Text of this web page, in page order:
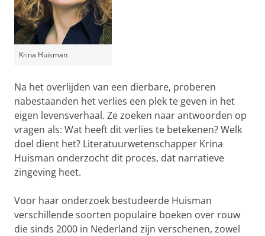
Krina Huisman
Na het overlijden van een dierbare, proberen
nabestaanden het verlies een plek te geven in het
eigen levensverhaal. Ze zoeken naar antwoorden op
vragen als: Wat heeft dit verlies te betekenen? Welk
doel dient het? Literatuurwetenschapper Krina
Huisman onderzocht dit proces, dat narratieve
zingeving heet.
Voor haar onderzoek bestudeerde Huisman
verschillende soorten populaire boeken over rouw
die sinds 2000 in Nederland zijn verschenen, zowel